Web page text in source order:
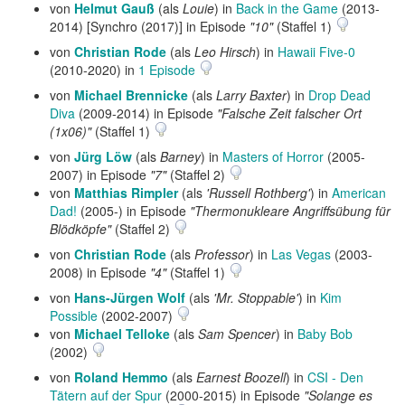
von Helmut Gauß (als Louie) in Back in the Game (2013-
2014) [Synchro (2017)] in Episode "10"(Staffel 1)
von Christian Rode (als Leo Hirsch) in Hawaii Five-0
(2010-2020) in 1 Episode
von Michael Brennicke (als Larry Baxter) in Drop Dead
Diva (2009-2014) in Episode "Falsche Zeit falscher Ort
(1x06)"(Staffel 1)
von Jürg Löw (als Barney) in Masters of Horror (2005-
2007) in Episode "7"(Staffel 2)
von Matthias Rimpler(als 'Russell Rothberg') in American
Dad! (2005-) in Episode "Thermonukleare Angriffsübung für
Blödköpfe"(Staffel 2)
von Christian Rode (als Professor) in Las Vegas (2003-
2008) in Episode "4"(Staffel 1)
von Hans-Jürgen Wolf (als 'Mr. Stoppable') in Kim
Possible (2002-2007)
von Michael Telloke (als Sam Spencer) in Baby Bob
(2002)
von Roland Hemmo (als Earnest Boozell) in CSI - Den
Tätern auf der Spur (2000-2015) in Episode "Solange es